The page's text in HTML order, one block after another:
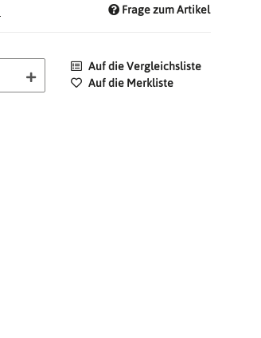
Frage zum Artikel
Auf die Vergleichsliste
Auf die Merkliste